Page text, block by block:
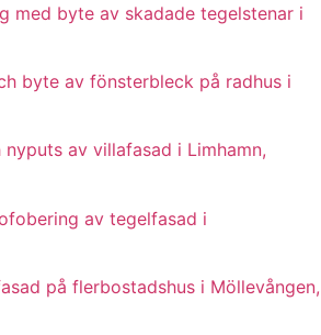
med byte av skadade tegelstenar i
byte av fönsterbleck på radhus i
av villafasad i Limhamn,
av tegelfasad i
på flerbostadshus i Möllevången,